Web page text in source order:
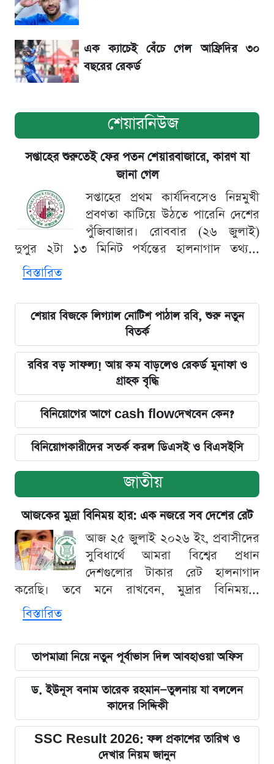
সৌদিতে বাংলাদেশিদের আকামা নবায়নে বদলে গেল
নিয়ম
এক ক্যাচেই বেঁচে গেল আফ্রিদির ৩০
বছরের রেকর্ড
শেয়ারনিউজ
সপ্তাহের শুরুতেই ফের পতন শেয়ারবাজারে, কারণ যা
জানা গেল
সপ্তাহের প্রথম কার্যদিবসেও নিম্নমুখী
প্রবণতা কাটিয়ে উঠতে পারেনি দেশের
পুঁজিবাজার। রোববার (২৬ জুলাই)
দুপুর ২টা ১৩ মিনিট পর্যন্তের হালনাগাদ তথ্য...
বিস্তারিত
শেয়ার বিজকে লিগ্যাল নোটিশ পাঠাল রবি, শুরু নতুন
বিতর্ক
রবির বড় সাফল্য! আয় কম বাড়লেও রেকর্ড মুনাফা ও
গ্রাহক বৃদ্ধি
বিনিয়োগের আগে cash flowদেখবেন কেন?
বিনিয়োগকারীদের সতর্ক করল ডিএসই ও বিএসইসি
জাতীয়
আজকের মুদ্রা বিনিময় হার: এক নজরে সব দেশের রেট
আজ ২৫ জুলাই ২০২৬ ইং, প্রবাসীদের
সুবিধার্থে আমরা বিশ্বের প্রধান
দেশগুলোর টাকার রেট হালনাগাদ
করেছি। তবে মনে রাখবেন, মুদ্রার বিনিময়...
বিস্তারিত
তাপমাত্রা নিয়ে নতুন পূর্বাভাস দিল আবহাওয়া অফিস
ড. ইউনূস বনাম তারেক রহমান—তুলনায় যা বললেন
কাদের সিদ্দিকী
SSC Result 2026: ফল প্রকাশের তারিখ ও
দেখার নিয়ম জানুন